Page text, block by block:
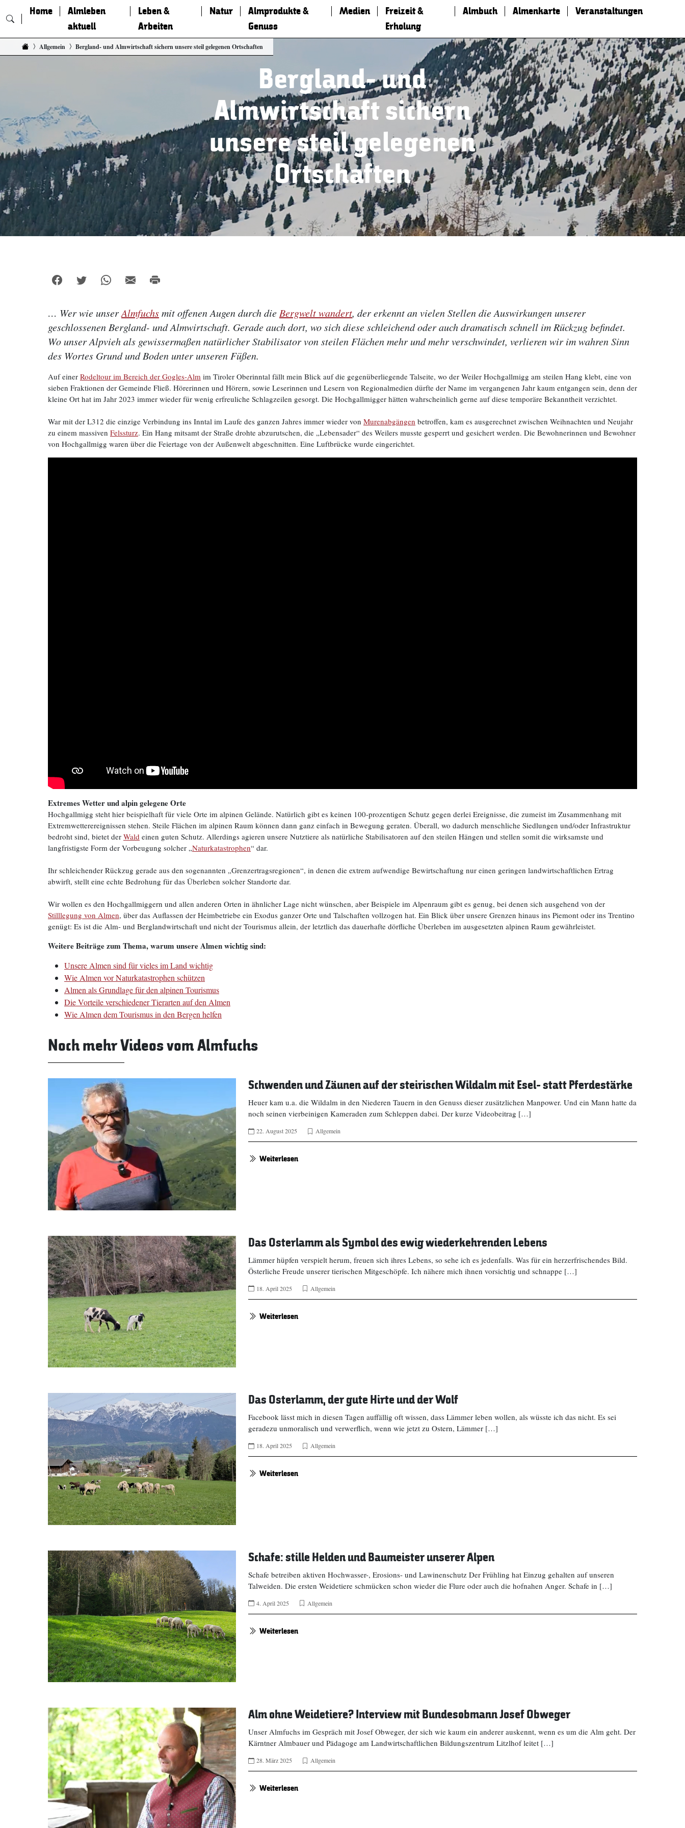
Zum Inhalt springen
Home
Almleben
aktuell
Leben &
Arbeiten
Natur
Almprodukte &
Genuss
Medien
Freizeit &
Erholung
Almbuch Almenkarte Veranstaltungen
Allgemein Bergland- und Almwirtschaft sichern unsere steil gelegenen Ortschaften
Bergland- und
Almwirtschaft sichern
unsere steil gelegenen
Ortschaften
… Wer wie unserAlmfuchsmit offenen Augen durch die Bergwelt wandert, der erkennt an vielen Stellen die Auswirkungen unserer
geschlossenen Bergland- und Almwirtschaft. Gerade auch dort, wo sich diese schleichend oder auch dramatisch schnell im Rückzug befindet.
Wo unser Alpvieh als gewissermaßen natürlicher Stabilisator von steilen Flächen mehr und mehr verschwindet, verlieren wir im wahren Sinn
des Wortes Grund und Boden unter unseren Füßen.
Auf einer Rodeltour im Bereich der Gogles-Alm im Tiroler Oberinntal fällt mein Blick auf die gegenüberliegende Talseite, wo der Weiler Hochgallmigg am steilen Hang klebt, eine von
sieben Fraktionen der Gemeinde Fließ. Hörerinnen und Hörern, sowie Leserinnen und Lesern von Regionalmedien dürfte der Name im vergangenen Jahr kaum entgangen sein, denn der
kleine Ort hat im Jahr 2023 immer wieder für wenig erfreuliche Schlagzeilen gesorgt. Die Hochgallmigger hätten wahrscheinlich gerne auf diese temporäre Bekanntheit verzichtet.
War mit der L312 die einzige Verbindung ins Inntal im Laufe des ganzen Jahres immer wieder von Murenabgängen betroffen, kam es ausgerechnet zwischen Weihnachten und Neujahr
zu einem massiven Felssturz. Ein Hang mitsamt der Straße drohte abzurutschen, die „Lebensader“ des Weilers musste gesperrt und gesichert werden. Die Bewohnerinnen und Bewohner
von Hochgallmigg waren über die Feiertage von der Außenwelt abgeschnitten. Eine Luftbrücke wurde eingerichtet.
Extremes Wetter und alpin gelegene Orte
Hochgallmigg steht hier beispielhaft für viele Orte im alpinen Gelände. Natürlich gibt es keinen 100-prozentigen Schutz gegen derlei Ereignisse, die zumeist im Zusammenhang mit
Extremwetterereignissen stehen. Steile Flächen im alpinen Raum können dann ganz einfach in Bewegung geraten. Überall, wo dadurch menschliche Siedlungen und/oder Infrastruktur
bedroht sind, bietet der Wald einen guten Schutz. Allerdings agieren unsere Nutztiere als natürliche Stabilisatoren auf den steilen Hängen und stellen somit die wirksamste und
langfristigste Form der Vorbeugung solcher „Naturkatastrophen“ dar.
Ihr schleichender Rückzug gerade aus den sogenannten „Grenzertragsregionen“, in denen die extrem aufwendige Bewirtschaftung nur einen geringen landwirtschaftlichen Ertrag
abwirft, stellt eine echte Bedrohung für das Überleben solcher Standorte dar.
Wir wollen es den Hochgallmiggern und allen anderen Orten in ähnlicher Lage nicht wünschen, aber Beispiele im Alpenraum gibt es genug, bei denen sich ausgehend von der
Stilllegung von Almen, über das Auflassen der Heimbetriebe ein Exodus ganzer Orte und Talschaften vollzogen hat. Ein Blick über unsere Grenzen hinaus ins Piemont oder ins Trentino
genügt: Es ist die Alm- und Berglandwirtschaft und nicht der Tourismus allein, der letztlich das dauerhafte dörfliche Überleben im ausgesetzten alpinen Raum gewährleistet.
Weitere Beiträge zum Thema, warum unsere Almen wichtig sind:
Unsere Almen sind für vieles im Land wichtig
Wie Almen vor Naturkatastrophen schützen
Almen als Grundlage für den alpinen Tourismus
Die Vorteile verschiedener Tierarten auf den Almen
Wie Almen dem Tourismus in den Bergen helfen
Noch mehr Videos vom Almfuchs
Schwenden und Zäunen auf der steirischen Wildalm mit Esel- statt Pferdestärke
Heuer kam u.a. die Wildalm in den Niederen Tauern in den Genuss dieser zusätzlichen Manpower. Und ein Mann hatte da
noch seinen vierbeinigen Kameraden zum Schleppen dabei. Der kurze Videobeitrag […]
22. August 2025 Allgemein
Weiterlesen
Das Osterlamm als Symbol des ewig wiederkehrenden Lebens
Lämmer hüpfen verspielt herum, freuen sich ihres Lebens, so sehe ich es jedenfalls. Was für ein herzerfrischendes Bild.
Österliche Freude unserer tierischen Mitgeschöpfe. Ich nähere mich ihnen vorsichtig und schnappe […]
18. April 2025 Allgemein
Weiterlesen
Das Osterlamm, der gute Hirte und der Wolf
Facebook lässt mich in diesen Tagen auffällig oft wissen, dass Lämmer leben wollen, als wüsste ich das nicht. Es sei
geradezu unmoralisch und verwerflich, wenn wie jetzt zu Ostern, Lämmer […]
18. April 2025 Allgemein
Weiterlesen
Schafe: stille Helden und Baumeister unserer Alpen
Schafe betreiben aktiven Hochwasser-, Erosions- und Lawinenschutz Der Frühling hat Einzug gehalten auf unseren
Talweiden. Die ersten Weidetiere schmücken schon wieder die Flure oder auch die hofnahen Anger. Schafe in […]
4. April 2025 Allgemein
Weiterlesen
Alm ohne Weidetiere? Interview mit Bundesobmann Josef Obweger
Unser Almfuchs im Gespräch mit Josef Obweger, der sich wie kaum ein anderer auskennt, wenn es um die Alm geht. Der
Kärntner Almbauer und Pädagoge am Landwirtschaftlichen Bildungszentrum Litzlhof leitet […]
28. März 2025 Allgemein
Weiterlesen